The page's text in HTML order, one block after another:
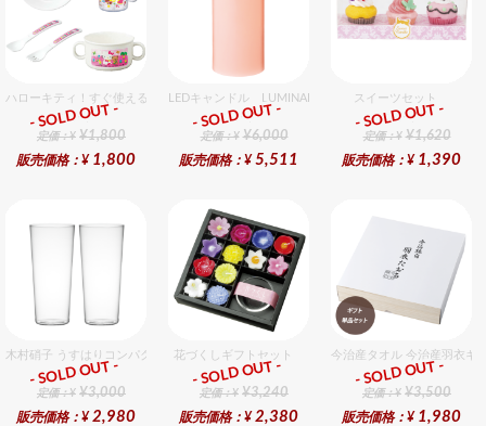
ハローキティ！すぐ使えるおめでとうセット（女の子用） セット販売商品です。
ギフト
定価：¥ ¥1,800
販売価格：¥ 1,800
- SOLD OUT -
LEDキャンドル LUMINARA（ルミナラ） ピンク ピラ
ギフト
定価：¥ ¥6,000
販売価格：¥ 5,511
- SOLD OUT -
スイーツセット
ギフト
定価：¥ ¥1,620
販売価格：¥ 1,390
- SOLD OUT -
木村硝子 うすはりコンパクト380cc ゾンビグラスギフトセット（2個入り）
ギフト
定価：¥ ¥3,000
販売価格：¥ 2,980
- SOLD OUT -
花づくしギフトセット
ギフト
定価：¥ ¥3,240
販売価格：¥ 2,380
- SOLD OUT -
今治産タオル 今治産羽衣
ギフト
定価：¥ ¥3,500
販売価格：¥ 1,980
- SOLD OUT -